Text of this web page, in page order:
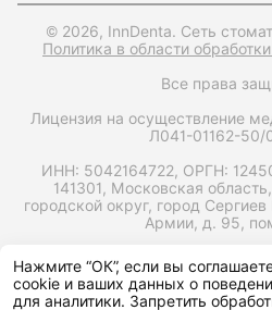
© 2026, InnDenta. Сеть
Политика в области
Все права
Лицензия на осуществление
Л041-01162-50/
ИНН: 5042164722, ОРГН:
141301, Московская
городской округ, город
Армии, д. 95,
Запрос справки на
Нажмите “ОК”, если вы
cookie и ваших данных о
для аналитики. Запретить